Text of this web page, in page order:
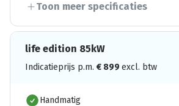
Toon meer specificaties
life edition 85kW
Indicatieprijs p.m. € 899 excl. btw
Handmatig